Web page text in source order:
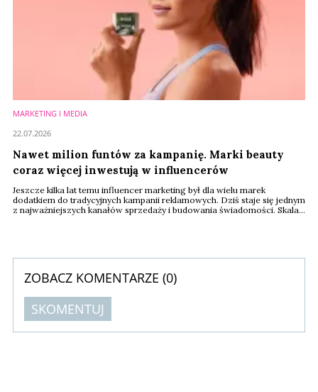
MARKETING I MEDIA
Nawet milion funtów za kampanię. Marki beauty
coraz więcej inwestują w influencerów
Jeszcze kilka lat temu influencer marketing był dla wielu marek
dodatkiem do tradycyjnych kampanii reklamowych. Dziś staje się jednym
z najważniejszych kanałów sprzedaży i budowania świadomości. Skala
22.07.2026
ZOBACZ KOMENTARZE (0)
SKOMENTUJ